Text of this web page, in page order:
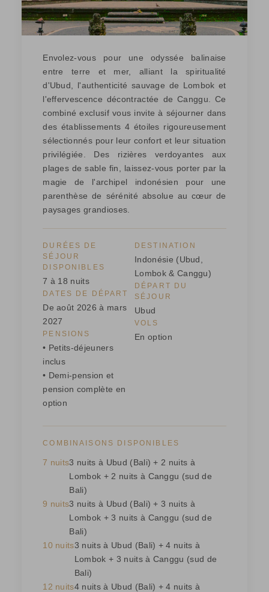
Envolez-vous pour une odyssée balinaise
entre terre et mer, alliant la spiritualité
d'Ubud, l'authenticité sauvage de Lombok et
l'effervescence décontractée de Canggu. Ce
combiné exclusif vous invite à séjourner dans
des établissements 4 étoiles rigoureusement
sélectionnés pour leur confort et leur situation
privilégiée. Des rizières verdoyantes aux
plages de sable fin, laissez-vous porter par la
magie de l'archipel indonésien pour une
parenthèse de sérénité absolue au cœur de
paysages grandioses.
DURÉES DE
SÉJOUR
DISPONIBLES
7 à 18 nuits
DATES DE DÉPART
De août 2026 à mars
2027
PENSIONS
• Petits-déjeuners
inclus
• Demi-pension et
pension complète en
option
DESTINATION
Indonésie (Ubud,
Lombok & Canggu)
DÉPART DU
SÉJOUR
Ubud
VOLS
En option
COMBINAISONS DISPONIBLES
7 nuits3 nuits à Ubud (Bali) + 2 nuits à
Lombok + 2 nuits à Canggu (sud de
Bali)
9 nuits3 nuits à Ubud (Bali) + 3 nuits à
Lombok + 3 nuits à Canggu (sud de
Bali)
10 nuits3 nuits à Ubud (Bali) + 4 nuits à
Lombok + 3 nuits à Canggu (sud de
Bali)
12 nuits4 nuits à Ubud (Bali) + 4 nuits à